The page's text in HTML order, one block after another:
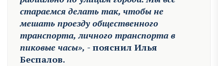
стараемся делать так, чтобы не
мешать проезду общественного
транспорта, личного транспорта в
пиковые часы», - пояснил Илья
Беспалов.